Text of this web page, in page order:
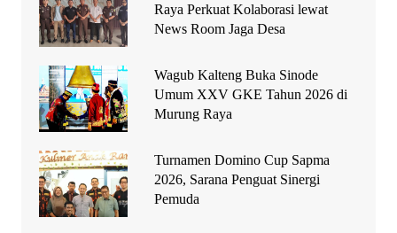
Raya Perkuat Kolaborasi lewat
News Room Jaga Desa
Wagub Kalteng Buka Sinode
Umum XXV GKE Tahun 2026 di
Murung Raya
Turnamen Domino Cup Sapma
2026, Sarana Penguat Sinergi
Pemuda